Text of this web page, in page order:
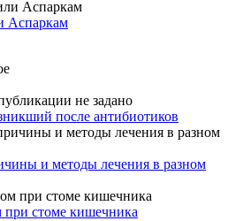
Аспаркам
после антибиотиков
и методы лечения в разном
при стоме кишечника